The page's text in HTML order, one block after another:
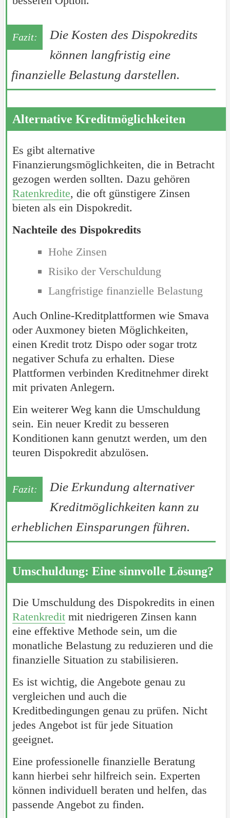
Die Kosten des Dispokredits
können langfristig eine
finanzielle Belastung darstellen.
Alternative Kreditmöglichkeiten
Es gibt alternative
Finanzierungsmöglichkeiten, die in Betracht
gezogen werden sollten. Dazu gehören
Ratenkredite, die oft günstigere Zinsen
bieten als ein Dispokredit.
Nachteile des Dispokredits
Hohe Zinsen
Risiko der Verschuldung
Langfristige finanzielle Belastung
Auch Online-Kreditplattformen wie Smava
oder Auxmoney bieten Möglichkeiten,
einen Kredit trotz Dispo oder sogar trotz
negativer Schufa zu erhalten. Diese
Plattformen verbinden Kreditnehmer direkt
mit privaten Anlegern.
Ein weiterer Weg kann die Umschuldung
sein. Ein neuer Kredit zu besseren
Konditionen kann genutzt werden, um den
teuren Dispokredit abzulösen.
Die Erkundung alternativer
Kreditmöglichkeiten kann zu
erheblichen Einsparungen führen.
Umschuldung: Eine sinnvolle Lösung?
Die Umschuldung des Dispokredits in einen
Ratenkreditmit niedrigeren Zinsen kann
eine effektive Methode sein, um die
monatliche Belastung zu reduzieren und die
finanzielle Situation zu stabilisieren.
Es ist wichtig, die Angebote genau zu
vergleichen und auch die
Kreditbedingungen genau zu prüfen. Nicht
jedes Angebot ist für jede Situation
geeignet.
Eine professionelle finanzielle Beratung
kann hierbei sehr hilfreich sein. Experten
können individuell beraten und helfen, das
passende Angebot zu finden.